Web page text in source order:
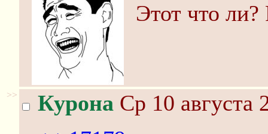
Этот что
>> Курона Ср 10 августа